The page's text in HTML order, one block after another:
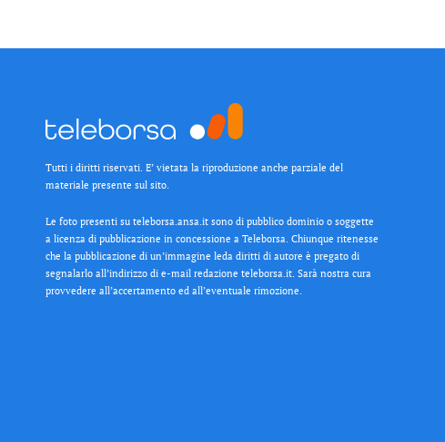
Tutti i diritti riservati. E’ vietata la riproduzione anche parziale del
materiale presente sul sito.
Le foto presenti su teleborsa.ansa.it sono di pubblico dominio o soggette
a licenza di pubblicazione in concessione a Teleborsa. Chiunque ritenesse
che la pubblicazione di un’immagine leda diritti di autore è pregato di
segnalarlo all’indirizzo di e-mail redazione teleborsa.it. Sarà nostra cura
provvedere all’accertamento ed all’eventuale rimozione.